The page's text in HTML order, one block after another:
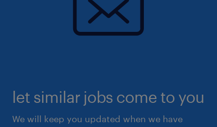
let similar jobs come to you
We will keep you updated when we have